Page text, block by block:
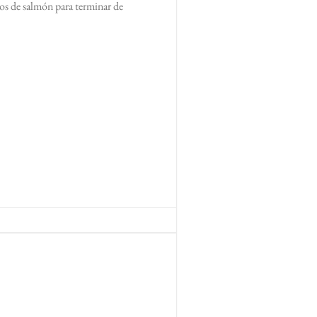
de salmón para terminar de